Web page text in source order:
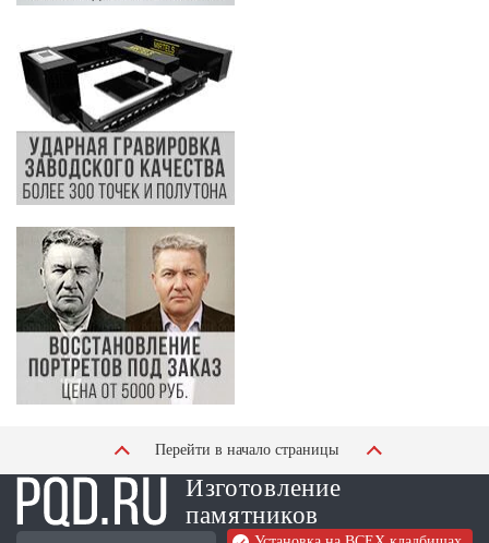
Перейти в начало страницы
Изготовление
памятников